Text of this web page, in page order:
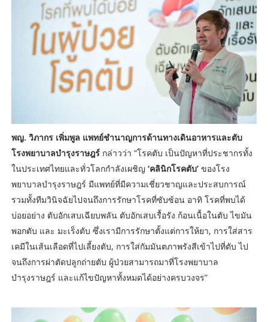
พญ. วิภากร เพิ่มพูล แพทย์ชำนาญการด้านทางเดินอาหารและตับ
โรงพยาบาลบำรุงราษฎร์ กล่าวว่า “โรคตับ เป็นปัญหาที่ประชากรทั้ง
ในประเทศไทยและทั่วโลกกำลังเผชิญ ‘คลินิกโรคตับ’ ของโรง
พยาบาลบำรุงราษฎร์ มีแพทย์ที่มีความเชี่ยวชาญและประสบการณ์
รวมทั้งทีมวินิจฉัยไปจนถึงการรักษาโรคที่ซับซ้อน อาทิ โรคที่พบได้
บ่อยอย่าง ตับอักเสบเฉียบพลัน ตับอักเสบเรื้อรัง ก้อนเนื้อในตับ ไขมัน
พอกตับ และ มะเร็งตับ ซึ่งเรามีการรักษาตั้งแต่การให้ยา, การใส่สาร
เคมีในเส้นเลือดที่ไปเลี้ยงตับ, การใส่กัมมันตภาพรังสีเข้าไปที่ตับ ไป
จนถึงการผ่าตัดปลูกถ่ายตับ ผู้ป่วยสามารถมาที่โรงพยาบาล
บำรุงราษฎร์ และแก้ไขปัญหาทั้งหมดได้อย่างครบวงจร”